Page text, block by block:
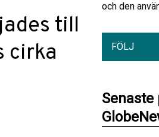
till
cirka
och den
FÖLJ